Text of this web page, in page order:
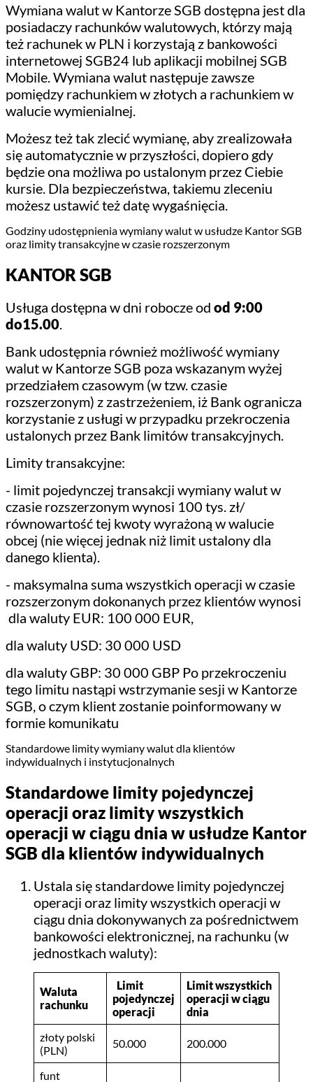
Wymiana walut w Kantorze SGB dostępna jest dla
posiadaczy rachunków walutowych, którzy mają
też rachunek w PLN i korzystają z bankowości
internetowej SGB24 lub aplikacji mobilnej SGB
Mobile. Wymiana walut następuje zawsze
pomiędzy rachunkiem w złotych a rachunkiem w
walucie wymienialnej.
Możesz też tak zlecić wymianę, aby zrealizowała
się automatycznie w przyszłości, dopiero gdy
będzie ona możliwa po ustalonym przez Ciebie
kursie. Dla bezpieczeństwa, takiemu zleceniu
możesz ustawić też datę wygaśnięcia.
Godziny udostępnienia wymiany walut w usłudze Kantor SGB
oraz limity transakcyjne w czasie rozszerzonym
KANTOR SGB
Usługa dostępna w dni robocze od od 9:00
do15.00
Bank udostępnia również możliwość wymiany
walut w Kantorze SGB poza wskazanym wyżej
przedziałem czasowym (w tzw. czasie
rozszerzonym) z zastrzeżeniem, iż Bank ogranicza
korzystanie z usługi w przypadku przekroczenia
ustalonych przez Bank limitów transakcyjnych.
Limity transakcyjne:
- limit pojedynczej transakcji wymiany walut w
czasie rozszerzonym wynosi 100 tys. zł/
równowartość tej kwoty wyrażoną w walucie
obcej (nie więcej jednak niż limit ustalony dla
danego klienta).
- maksymalna suma wszystkich operacji w czasie
rozszerzonym dokonanych przez klientów wynosi
dla waluty EUR: 100 000 EUR,
dla waluty USD: 30 000 USD
dla waluty GBP: 30 000 GBP Po przekroczeniu
tego limitu nastąpi wstrzymanie sesji w Kantorze
SGB, o czym klient zostanie poinformowany w
formie komunikatu
Standardowe limity wymiany walut dla klientów
indywidualnych i instytucjonalnych
Standardowe limity pojedynczej
operacji oraz limitywszystkich
operacji w ciągu dnia w usłudze Kantor
SGB dla klientów indywidualnych
Ustala się standardowe limity pojedynczej
operacji oraz limity wszystkich operacji w
ciągu dnia dokonywanych za pośrednictwem
bankowości elektronicznej, na rachunku (w
jednostkach waluty):
Waluta
rachunku
Limit
pojedynczej
operacji
Limit wszystkich
operacji w ciągu
dnia
złoty polski
(PLN)
50.000 200.000
funt